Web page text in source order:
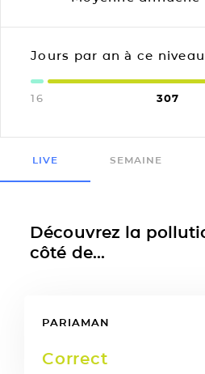
Jours par an à ce niveau
16 307
LIVE SEMAINE
Découvrez la
côté de...
PARIAMAN
Correct